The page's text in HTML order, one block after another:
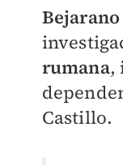
Bejarano
rumana,
Castillo.